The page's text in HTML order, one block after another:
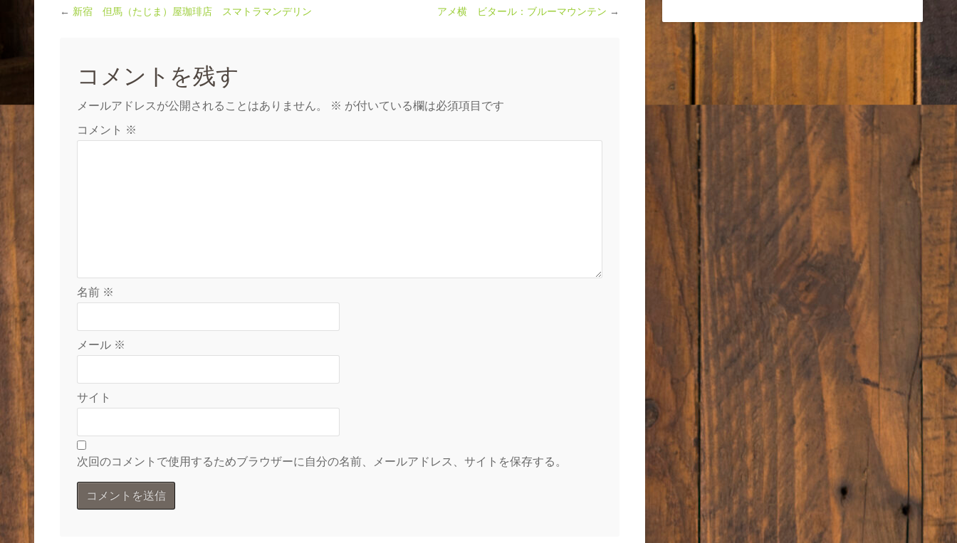
← 新宿 但馬（たじま）屋珈琲店 スマトラマンデリン アメ横 ビタール：ブルーマウンテン →
コメントを残す
メールアドレスが公開されることはありません。 ※ が付いている欄は必須項目です
コメント ※
名前 ※
メール ※
サイト
次回のコメントで使用するためブラウザーに自分の名前、メールアドレス、サイトを保存する。